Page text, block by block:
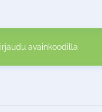
avainkoodilla